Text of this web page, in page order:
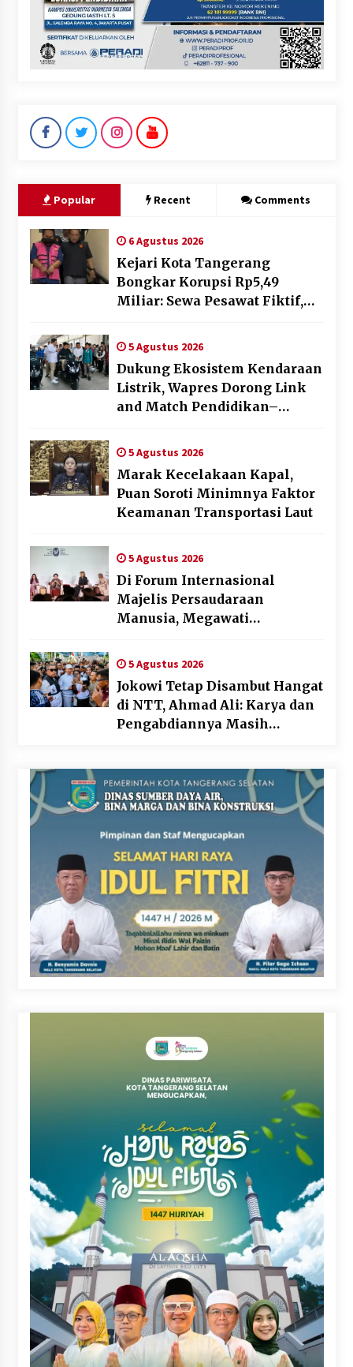
Popular Recent Comments
6 Agustus 2026
Kejari Kota Tangerang
Bongkar Korupsi Rp5,49
Miliar: Sewa Pesawat Fiktif,
Ditahan
5 Agustus 2026
Dukung Ekosistem Kendaraan
Listrik, Wapres Dorong Link
and Match Pendidikan–
5 Agustus 2026
Marak Kecelakaan Kapal,
Puan Soroti Minimnya Faktor
Keamanan Transportasi Laut
5 Agustus 2026
Di Forum Internasional
Majelis Persaudaraan
Manusia, Megawati
Kepemimpinan Perempuan
Bukan Dominasi, Tapi
Merawat Dan Merangkul
5 Agustus 2026
Jokowi Tetap Disambut Hangat
di NTT, Ahmad Ali: Karya dan
Pengabdiannya Masih